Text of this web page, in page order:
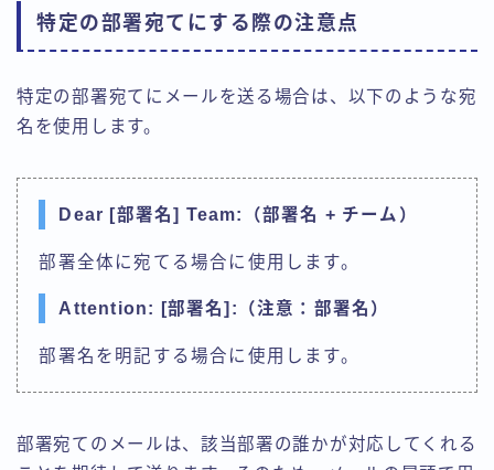
特定の部署宛てにする際の注意点
特定の部署宛てにメールを送る場合は、以下のような宛
名を使用します。
Dear [部署名] Team:（部署名 + チーム）
部署全体に宛てる場合に使用します。
Attention: [部署名]:（注意：部署名）
部署名を明記する場合に使用します。
部署宛てのメールは、該当部署の誰かが対応してくれる